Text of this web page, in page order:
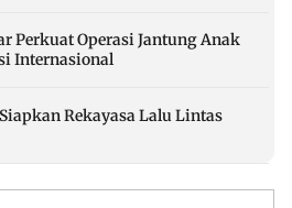
Perkuat Operasi Jantung Anak
Internasional
Rekayasa Lalu Lintas